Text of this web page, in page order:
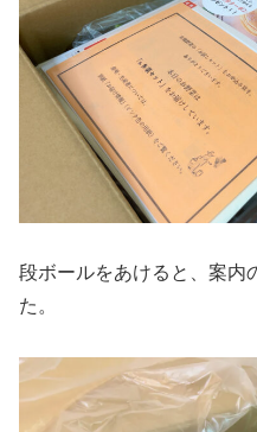
段ボールをあけると、案内
た。